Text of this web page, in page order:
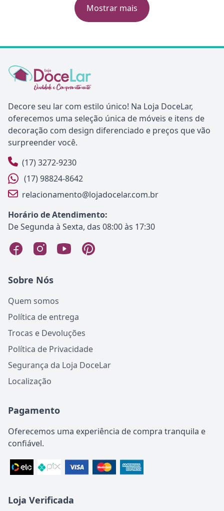
Mostrar mais
Decore seu lar com estilo único! Na Loja DoceLar,
oferecemos uma seleção única de móveis e itens de
decoração com design diferenciado e preços que vão
surpreender você.
(17) 3272-9230
(17) 98824-8642
relacionamento@lojadocelar.com.br
Horário de Atendimento:
De Segunda à Sexta, das 08:00 às 17:30
Sobre Nós
Quem somos
Política de entrega
Trocas e Devoluções
Política de Privacidade
Segurança da Loja DoceLar
Localização
Pagamento
Oferecemos uma experiência de compra tranquila e
confiável.
Loja Verificada